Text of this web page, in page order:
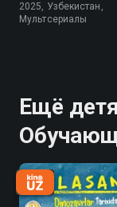
2025, Узбекистан,
Мультсериалы
Ещё